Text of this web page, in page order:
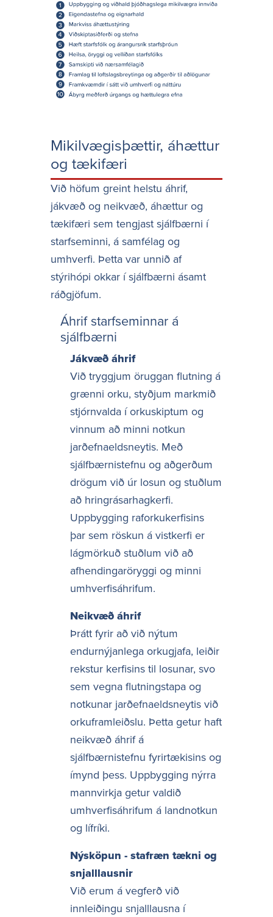
Mikilvægisþættir, áhættur
og tækifæri
Við höfum greint helstu áhrif,
jákvæð og neikvæð, áhættur og
tækifæri sem tengjast sjálfbærni í
starfseminni, á samfélag og
umhverfi. Þetta var unnið af
stýrihópi okkar í sjálfbærni ásamt
ráðgjöfum.
Áhrif starfseminnar á
sjálfbærni
Jákvæð áhrif
Við tryggjum öruggan flutning á
grænni orku, styðjum markmið
stjórnvalda í orkuskiptum og
vinnum að minni notkun
jarðefnaeldsneytis. Með
sjálfbærnistefnu og aðgerðum
drögum við úr losun og stuðlum
að hringrásarhagkerfi.
Uppbygging raforkukerfisins
þar sem röskun á vistkerfi er
lágmörkuð stuðlum við að
afhendingaröryggi og minni
umhverfisáhrifum.
Neikvæð áhrif
Þrátt fyrir að við nýtum
endurnýjanlega orkugjafa, leiðir
rekstur kerfisins til losunar, svo
sem vegna flutningstapa og
notkunar jarðefnaeldsneytis við
orkuframleiðslu. Þetta getur haft
neikvæð áhrif á
sjálfbærnistefnu fyrirtækisins og
ímynd þess. Uppbygging nýrra
mannvirkja getur valdið
umhverfisáhrifum á landnotkun
og lífríki.
Nýsköpun - stafræn tækni og
snjalllausnir
Við erum á vegferð við
innleiðingu snjalllausna í